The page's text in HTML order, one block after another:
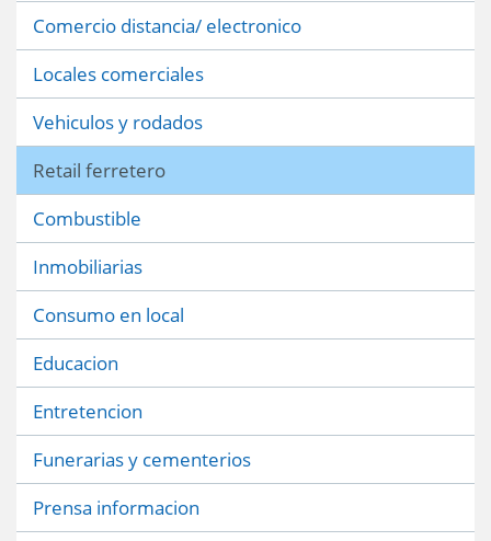
Comercio distancia/ electronico
Locales comerciales
Vehiculos y rodados
Retail ferretero
Combustible
Inmobiliarias
Consumo en local
Educacion
Entretencion
Funerarias y cementerios
Prensa informacion